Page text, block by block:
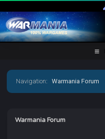
Navigation:Warmania Forum
Warmania Forum